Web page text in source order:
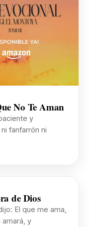
No Te Aman
y
fanfarrón ni
de Dios
El que me ama,
amará, y